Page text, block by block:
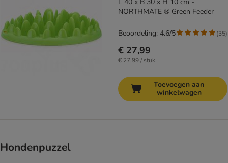
NORTHMATE ® Green Feeder
€ 27,99
€ 27,99 / stuk
Beoordeling: 4.6/5 (35)
Toevoegen aan
winkelwagen
Hondenpuzzel